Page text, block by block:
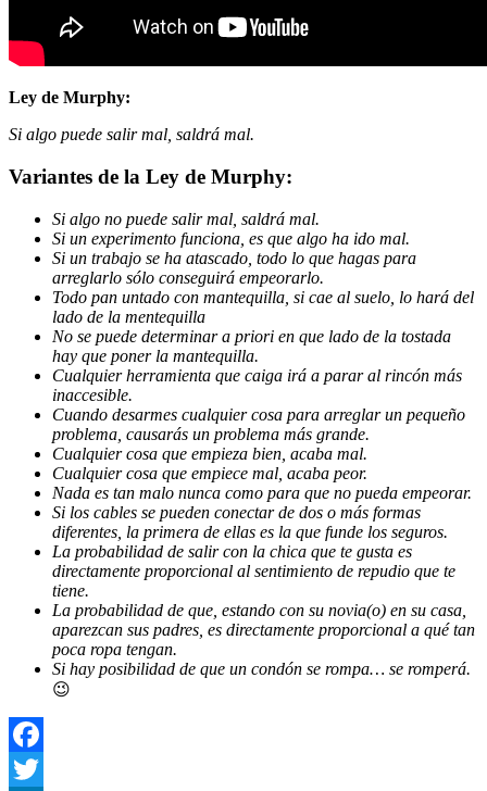
Ley de Murphy:
Si algo puede salir mal, saldrá mal.
Variantes de la Ley de Murphy:
Si algo no puede salir mal, saldrá mal.
Si un experimento funciona, es que algo ha ido mal.
Si un trabajo se ha atascado, todo lo que hagas para
arreglarlo sólo conseguirá empeorarlo.
Todo pan untado con mantequilla, si cae al suelo, lo hará del
lado de la mentequilla
No se puede determinar a priori en que lado de la tostada
hay que poner la mantequilla.
Cualquier herramienta que caiga irá a parar al rincón más
inaccesible.
Cuando desarmes cualquier cosa para arreglar un pequeño
problema, causarás un problema más grande.
Cualquier cosa que empieza bien, acaba mal.
Cualquier cosa que empiece mal, acaba peor.
Nada es tan malo nunca como para que no pueda empeorar.
Si los cables se pueden conectar de dos o más formas
diferentes, la primera de ellas es la que funde los seguros.
La probabilidad de salir con la chica que te gusta es
directamente proporcional al sentimiento de repudio que te
tiene.
La probabilidad de que, estando con su novia(o) en su casa,
aparezcan sus padres, es directamente proporcional a qué tan
poca ropa tengan.
Si hay posibilidad de que un condón se rompa… se romperá.
😉
Facebook